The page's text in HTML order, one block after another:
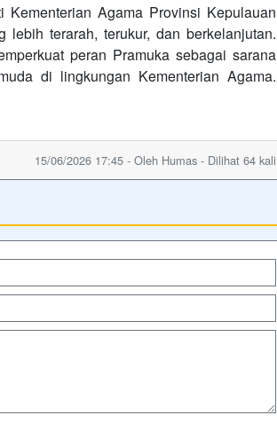
Agama Provinsi Kepulauan
terarah, terukur, dan berkelanjutan.
peran Pramuka sebagai sarana
di lingkungan Kementerian Agama.
15/06/2026 17:45 - Oleh Humas - Dilihat 64 kali